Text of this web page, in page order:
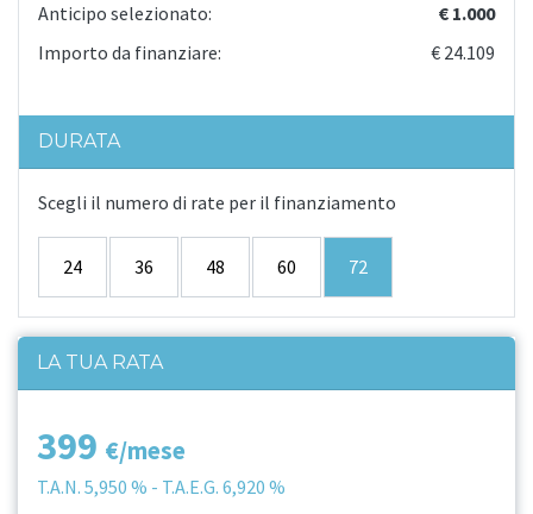
Anticipo selezionato:
€ 1.000
Importo da finanziare:
€ 24.109
DURATA
Scegli il numero di rate per il finanziamento
24 36 48 60 72
LA TUA RATA
399 €/mese
T.A.N. 5,950 % - T.A.E.G. 6,920 %